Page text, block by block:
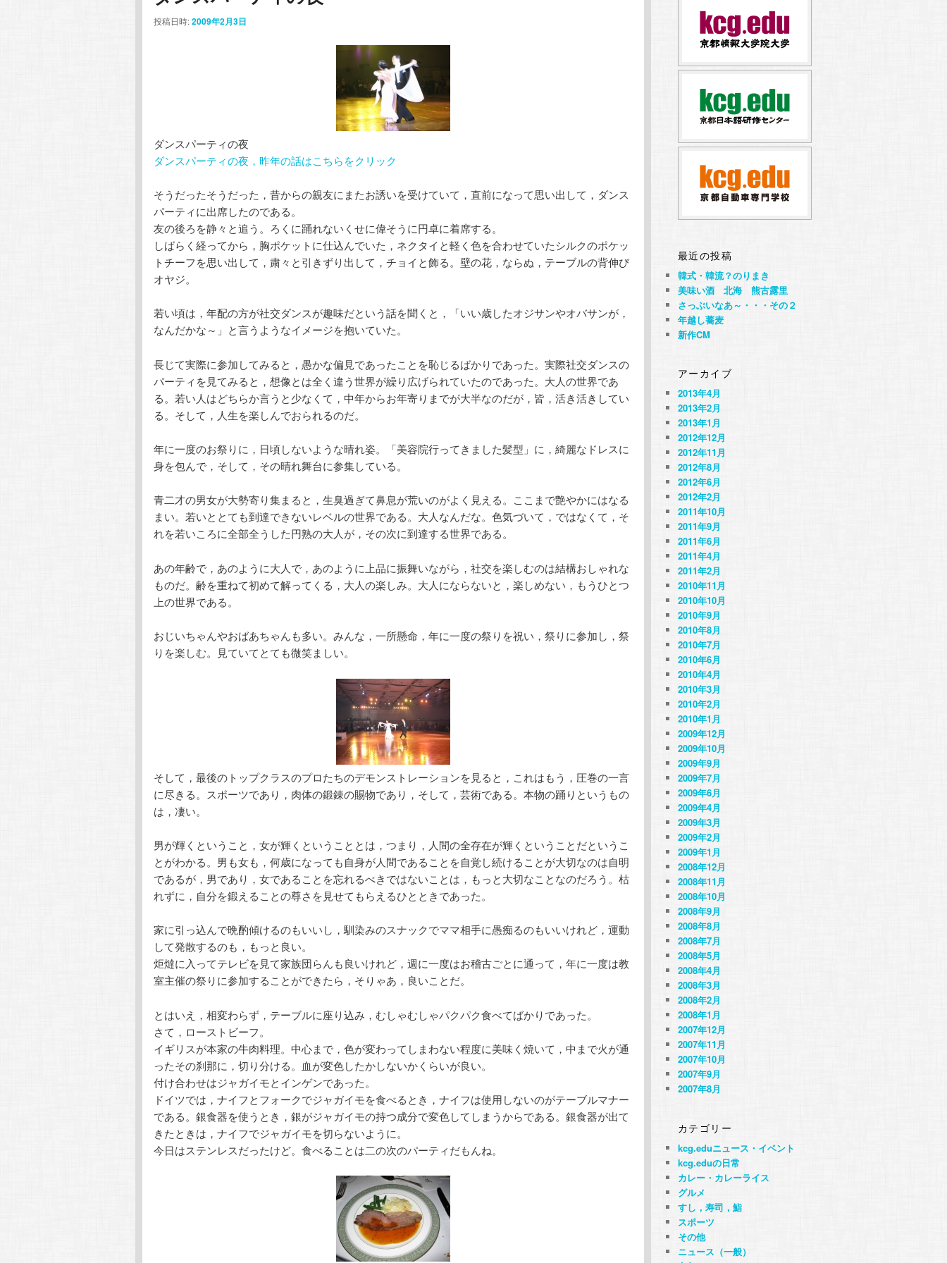
ン
へ
移
動
テ
移
動
投稿日時:2009年2月3日
ダンスパーティの夜
ダンスパーティの夜，昨年の話はこちらをクリック
そうだったそうだった，昔からの親友にまたお誘いを受けていて，直前になって思い出して，ダンス
パーティに出席したのである。
友の後ろを静々と追う。ろくに踊れないくせに偉そうに円卓に着席する。
しばらく経ってから，胸ポケットに仕込んでいた，ネクタイと軽く色を合わせていたシルクのポケッ
トチーフを思い出して，粛々と引きずり出して，チョイと飾る。壁の花，ならぬ，テーブルの背伸び
オヤジ。
若い頃は，年配の方が社交ダンスが趣味だという話を聞くと，「いい歳したオジサンやオバサンが，
なんだかな～」と言うようなイメージを抱いていた。
長じて実際に参加してみると，愚かな偏見であったことを恥じるばかりであった。実際社交ダンスの
パーティを見てみると，想像とは全く違う世界が繰り広げられていたのであった。大人の世界であ
る。若い人はどちらか言うと少なくて，中年からお年寄りまでが大半なのだが，皆，活き活きしてい
る。そして，人生を楽しんでおられるのだ。
年に一度のお祭りに，日頃しないような晴れ姿。「美容院行ってきました髪型」に，綺麗なドレスに
身を包んで，そして，その晴れ舞台に参集している。
青二才の男女が大勢寄り集まると，生臭過ぎて鼻息が荒いのがよく見える。ここまで艶やかにはなる
まい。若いととても到達できないレベルの世界である。大人なんだな。色気づいて，ではなくて，そ
れを若いころに全部全うした円熟の大人が，その次に到達する世界である。
あの年齢で，あのように大人で，あのように上品に振舞いながら，社交を楽しむのは結構おしゃれな
ものだ。齢を重ねて初めて解ってくる，大人の楽しみ。大人にならないと，楽しめない，もうひとつ
上の世界である。
おじいちゃんやおばあちゃんも多い。みんな，一所懸命，年に一度の祭りを祝い，祭りに参加し，祭
りを楽しむ。見ていてとても微笑ましい。
そして，最後のトップクラスのプロたちのデモンストレーションを見ると，これはもう，圧巻の一言
に尽きる。スポーツであり，肉体の鍛錬の賜物であり，そして，芸術である。本物の踊りというもの
は，凄い。
男が輝くということ，女が輝くということとは，つまり，人間の全存在が輝くということだというこ
とがわかる。男も女も，何歳になっても自身が人間であることを自覚し続けることが大切なのは自明
であるが，男であり，女であることを忘れるべきではないことは，もっと大切なことなのだろう。枯
れずに，自分を鍛えることの尊さを見せてもらえるひとときであった。
家に引っ込んで晩酌傾けるのもいいし，馴染みのスナックでママ相手に愚痴るのもいいけれど，運動
して発散するのも，もっと良い。
炬燵に入ってテレビを見て家族団らんも良いけれど，週に一度はお稽古ごとに通って，年に一度は教
室主催の祭りに参加することができたら，そりゃあ，良いことだ。
とはいえ，相変わらず，テーブルに座り込み，むしゃむしゃパクパク食べてばかりであった。
さて，ローストビーフ。
イギリスが本家の牛肉料理。中心まで，色が変わってしまわない程度に美味く焼いて，中まで火が通
ったその刹那に，切り分ける。血が変色したかしないかくらいが良い。
付け合わせはジャガイモとインゲンであった。
ドイツでは，ナイフとフォークでジャガイモを食べるとき，ナイフは使用しないのがテーブルマナー
である。銀食器を使うとき，銀がジャガイモの持つ成分で変色してしまうからである。銀食器が出て
きたときは，ナイフでジャガイモを切らないように。
今日はステンレスだったけど。食べることは二の次のパーティだもんね。
最近の投稿
韓式・韓流？のりまき
美味い酒 北海 熊古露里
さっぶいなあ～・・・その２
年越し蕎麦
新作CM
アーカイブ
2013年4月
2013年2月
2013年1月
2012年12月
2012年11月
2012年8月
2012年6月
2012年2月
2011年10月
2011年9月
2011年6月
2011年4月
2011年2月
2010年11月
2010年10月
2010年9月
2010年8月
2010年7月
2010年6月
2010年4月
2010年3月
2010年2月
2010年1月
2009年12月
2009年10月
2009年9月
2009年7月
2009年6月
2009年4月
2009年3月
2009年2月
2009年1月
2008年12月
2008年11月
2008年10月
2008年9月
2008年8月
2008年7月
2008年5月
2008年4月
2008年3月
2008年2月
2008年1月
2007年12月
2007年11月
2007年10月
2007年9月
2007年8月
カテゴリー
kcg.eduニュース・イベント
kcg.eduの日常
カレー・カレーライス
グルメ
すし，寿司，鮨
スポーツ
その他
ニュース（一般）